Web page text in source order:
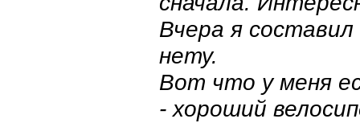
Вчера я
нету.
Вот что у меня
- хороший